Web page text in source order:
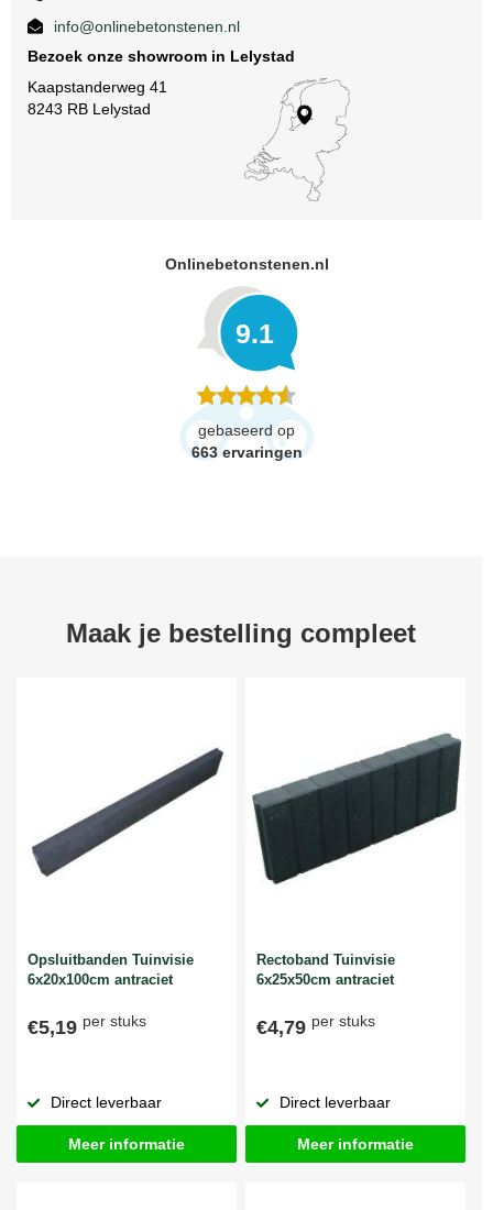
info@onlinebetonstenen.nl
Bezoek onze showroom in Lelystad
Kaapstanderweg 41
8243 RB Lelystad
Onlinebetonstenen.nl
9.1
gebaseerd op
663 ervaringen
Maak je bestelling compleet
Opsluitbanden Tuinvisie
6x20x100cm antraciet
€5,19 per stuks
Direct leverbaar
Meer informatie
Rectoband Tuinvisie
6x25x50cm antraciet
€4,79 per stuks
Direct leverbaar
Meer informatie